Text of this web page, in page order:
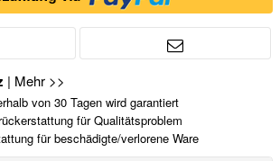
| Mehr >>
von 30 Tagen wird garantiert
für Qualitätsproblem
für beschädigte/verlorene Ware